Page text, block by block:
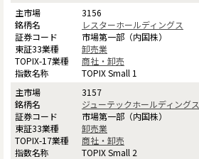
3156
レスターホールディングス
市場第一部（内国株）
卸売業
商社・卸売
TOPIX Small 1
3157
ジューテックホールディングス
市場第一部（内国株）
卸売業
商社・卸売
TOPIX Small 2